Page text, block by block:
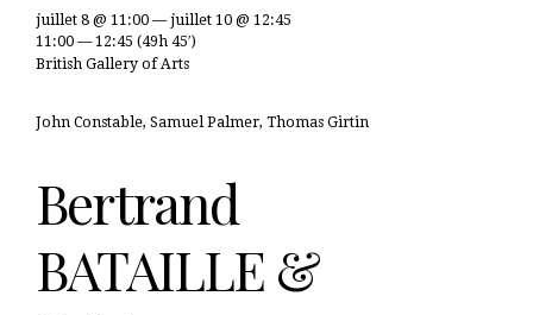
Bertrand
BATAILLE &
juillet 8 @ 11:00 — juillet 10 @ 12:45
11:00 — 12:45 (49h 45′)
British Gallery of Arts
John Constable, Samuel Palmer, Thomas Girtin